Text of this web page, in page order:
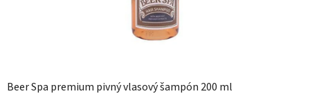
Beer Spa premium pivný vlasový šampón 200 ml